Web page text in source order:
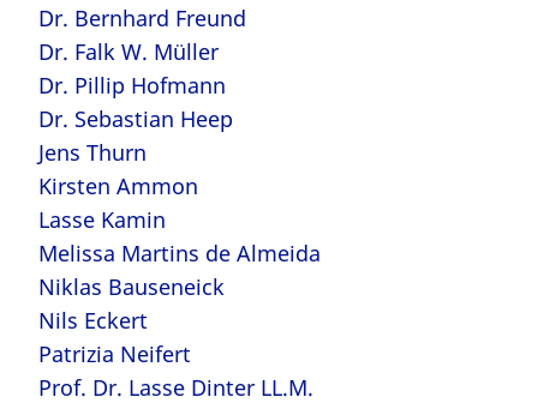
Dr. Bernhard Freund
Dr. Falk W. Müller
Dr. Pillip Hofmann
Dr. Sebastian Heep
Jens Thurn
Kirsten Ammon
Lasse Kamin
Melissa Martins de Almeida
Niklas Bauseneick
Nils Eckert
Patrizia Neifert
Prof. Dr. Lasse Dinter LL.M.